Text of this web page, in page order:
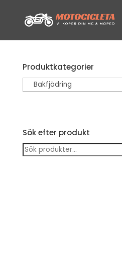
Produktkategorier
Sök efter produkt
Sök